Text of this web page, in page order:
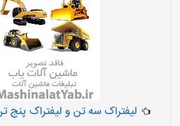
لیفتراک سه تن و لیفتراک